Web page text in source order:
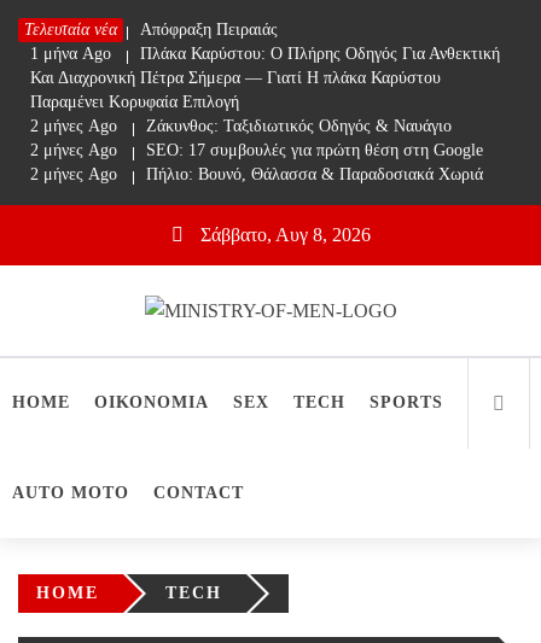
Skip
content
Τελευταία νέα
1 μήνα Ago
Απόφραξη Πειραιάς
1 μήνα Ago
Πλάκα Καρύστου: Ο Πλήρης Οδηγός Για Ανθεκτική
Και Διαχρονική Πέτρα Σήμερα — Γιατί Η πλάκα Καρύστου
Παραμένει Κορυφαία Επιλογή
2 μήνες Ago
Ζάκυνθος: Ταξιδιωτικός Οδηγός & Ναυάγιο
2 μήνες Ago
SEO: 17 συμβουλές για πρώτη θέση στη Google
2 μήνες Ago
Πήλιο: Βουνό, Θάλασσα & Παραδοσιακά Χωριά
Σάββατο, Αυγ 8, 2026
Ministry Of Men
HOME ΟΙΚΟΝΟΜΙΑ SEX TECH SPORTS
AUTO MOTO CONTACT
HOME TECH